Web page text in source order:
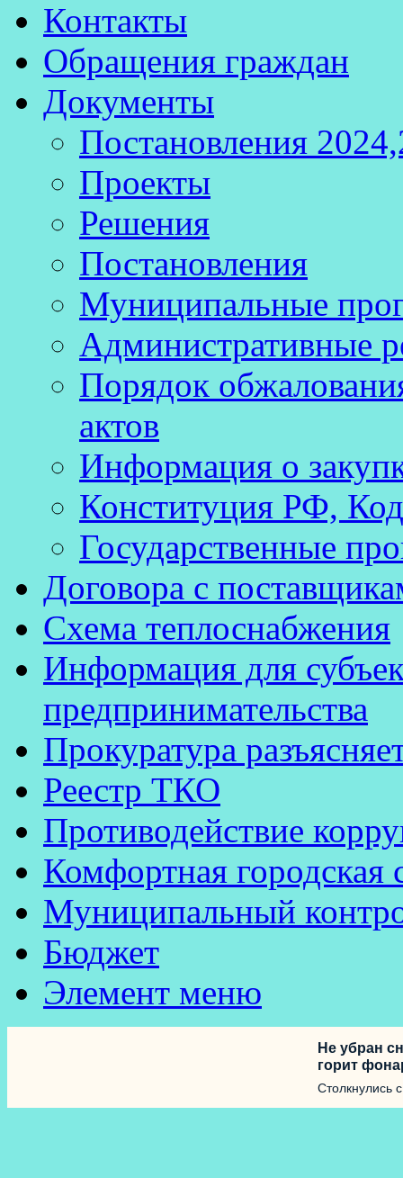
Контакты
Обращения граждан
Документы
Постановления
Проекты
Решения
Постановления
Муниципальные
Административные
Порядок
актов
Информация о
Конституция РФ,
Государственные
Договора с
Схема теплоснабжения
Информация для
предпринимательства
Прокуратура
Реестр ТКО
Противодействие
Комфортная городская
Муниципальный
Бюджет
Элемент меню
Не убран
горит
Столкнулись